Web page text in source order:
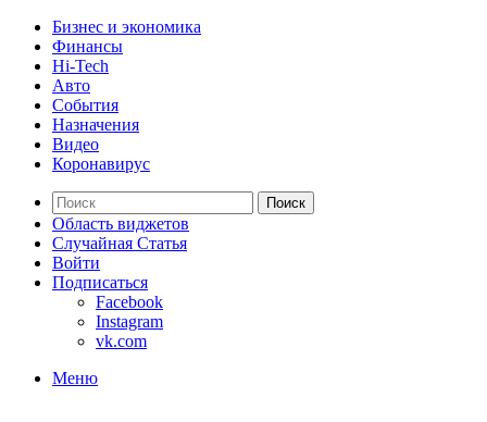
Бизнес и экономика
Финансы
Hi-Tech
Авто
События
Назначения
Видео
Коронавирус
Поиск
Область виджетов
Случайная Статья
Войти
Подписаться
Facebook
Instagram
vk.com
Меню